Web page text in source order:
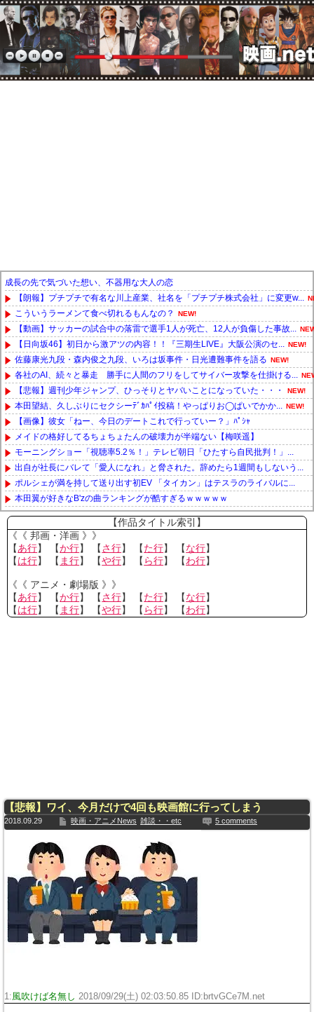
成長の先で気づいた想い、不器用な大人の恋
【朗報】プチプチで有名な川上産業、社名を「プチプチ株式会社」に変更w...
こういうラーメンて食べ切れるもんなの？ NEW!
【動画】サッカーの試合中の落雷で選手1人が死亡、12人が負傷した事故...
【日向坂46】初日から激アツの内容！！『三期生LIVE』大阪公演のセ... NEW!
佐藤康光九段・森内俊之九段、いろは坂事件・日光遭難事件を語る NEW!
各社のAI、続々と暴走 勝手に人間のフリをしてサイバー攻撃を仕掛ける...
【悲報】週刊少年ジャンプ、ひっそりとヤバいことになっていた・・・ NEW!
本田望結、久しぶりにセクシーﾃﾞｶﾊﾟｲ投稿！やっぱりお◯ぱいでかか... NEW!
【画像】彼女「ねー、今日のデートこれで行っていー？」ﾊﾟｼｬ
メイドの格好してるちょちょたんの破壊力が半端ない【梅咲遥】
モーニングショー「視聴率5.2％！」テレビ朝日「ひたすら自民批判！」...
出自が社長にバレて「愛人になれ」と脅された。辞めたら1週間もしないう...
ポルシェが満を持して送り出す初EV 「タイカン」はテスラのライバルに...
本田翼が好きなB'zの曲ランキングが酷すぎるｗｗｗｗｗ
Powered by livedoor 相互RSS
【作品タイトル索引】
《《 邦画・洋画 》》
【あ行】 【か行】 【さ行】 【た行】 【な行】
【は行】 【 ま行】 【や行】 【 ら行】 【わ行】
《《 アニメ・劇場版 》》
【あ行】 【か行】 【さ行】 【た行】 【な行】
【は行】 【 ま行】 【や行】 【 ら行】 【わ行】
【悲報】ワイ、今月だけで4回も映画館に行ってしまう
2018.09.29 映画・アニメNews 雑談・・etc 5 comments
1:風吹けば名無し 2018/09/29(土) 02:03:50.85 ID:brtvGCe7M.net